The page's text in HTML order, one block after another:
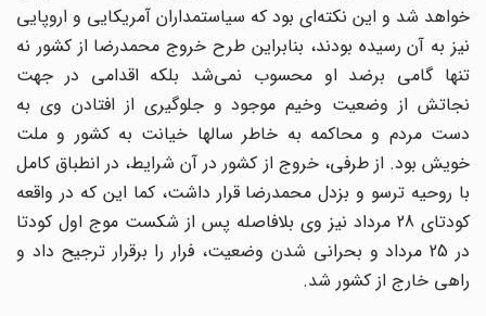
خواهد شد و این نکته‌ای بود که سیاستمداران آمریکایی و اروپایی
نیز به آن رسیده بودند، بنابراین طرح خروج محمدرضا از کشور نه
تنها گامی برضد او محسوب نمی‌شد بلکه اقدامی در جهت
نجاتش از وضعیت وخیم موجود و جلوگیری از افتادن وی به
دست مردم و محاکمه به خاطر سالها خیانت به کشور و ملت
خویش بود. از طرفی، خروج از کشور در آن شرایط، در انطباق کامل
با روحیه‌ ترسو و بزدل محمدرضا قرار داشت، کما این که در واقعه
کودتای 28 مرداد نیز وی بلافاصله پس از شکست موج اول کودتا
در 25 مرداد و بحرانی شدن وضعیت، فرار را برقرار ترجیح داد و
راهی خارج از کشور شد.